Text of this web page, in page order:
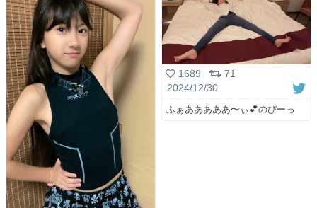
1689
71
2024/12/30
ふぁあああああ〜ぃ💕のびーっ